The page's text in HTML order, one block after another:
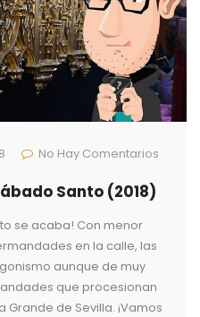
No Hay Comentarios
Santo (2018)
se acaba! Con menor
en la calle, las
aunque de muy
que procesionan
de Sevilla. ¡Vamos